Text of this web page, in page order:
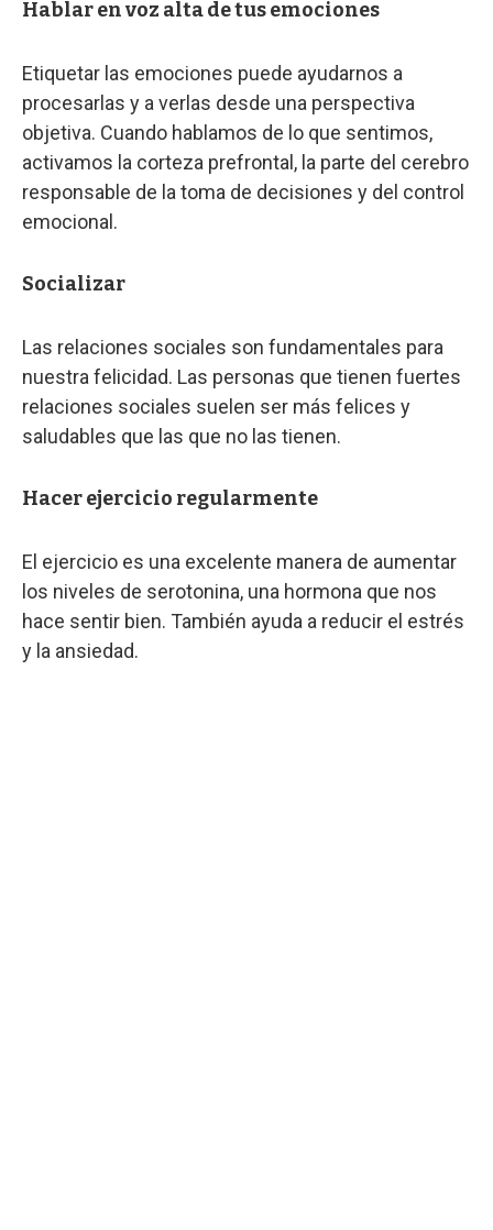
Hablar en voz alta de tus emociones
Etiquetar las emociones puede ayudarnos a
procesarlas y a verlas desde una perspectiva
objetiva. Cuando hablamos de lo que sentimos,
activamos la corteza prefrontal, la parte del cerebro
responsable de la toma de decisiones y del control
emocional.
Socializar
Las relaciones sociales son fundamentales para
nuestra felicidad. Las personas que tienen fuertes
relaciones sociales suelen ser más felices y
saludables que las que no las tienen.
Hacer ejercicio regularmente
El ejercicio es una excelente manera de aumentar
los niveles de serotonina, una hormona que nos
hace sentir bien. También ayuda a reducir el estrés
y la ansiedad.